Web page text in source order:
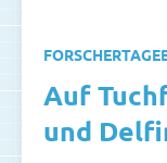
Auf
und